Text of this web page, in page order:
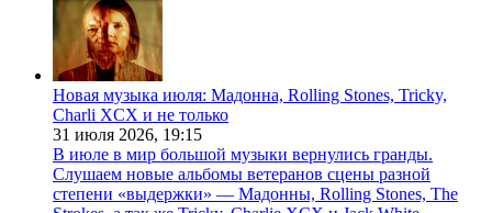
Новая музыка июля: Мадонна, Rolling Stones, Tricky,
Charli XCX и не только
31 июля 2026, 19:15
В июле в мир большой музыки вернулись гранды.
Слушаем новые альбомы ветеранов сцены разной
степени «выдержки» — Мадонны, Rolling Stones, The